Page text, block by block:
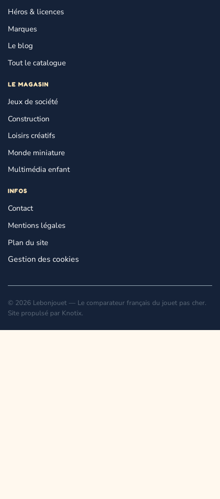
Héros & licences
Marques
Le blog
Tout le catalogue
LE MAGASIN
Jeux de société
Construction
Loisirs créatifs
Monde miniature
Multimédia enfant
INFOS
Contact
Mentions légales
Plan du site
Gestion des cookies
© 2026 Lebonjouet — Le comparateur français du jouet pas cher.
Site propulsé par Knotix.